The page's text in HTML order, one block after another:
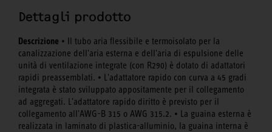
Dettagli prodotto
Descrizione • Il tubo aria flessibile e termoisolato per la
canalizzazione dell'aria esterna e dell'aria di espulsione delle
unità di ventilazione integrate (con R290) è dotato di adattatori
rapidi preassemblati. • L'adattatore rapido con curva a 45 gradi
integrata è stato sviluppato appositamente per il collegamento
ad aggregati. L'adattatore rapido diritto è previsto per il
collegamento all'AWG-B 315 o AWG 315.2. • La guaina esterna è
realizzata in laminato di plastica-alluminio, la guaina interna è